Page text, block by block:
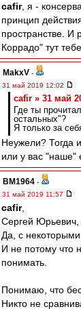
cafir, я -
принцип
пространстве. И
Коррадо" тут
MakxV -
31 май 2019 12:02
cafir » 31 май
Где ты
остальных"?
Я только за
Неужели? Тогда
или у вас "наше"
BM1964 -
31 май 2019 11:57
cafir,
Сергей Юрьевич,
Да, с некоторыми
И не потому что
понимать.
Понимаю, что
Никто не